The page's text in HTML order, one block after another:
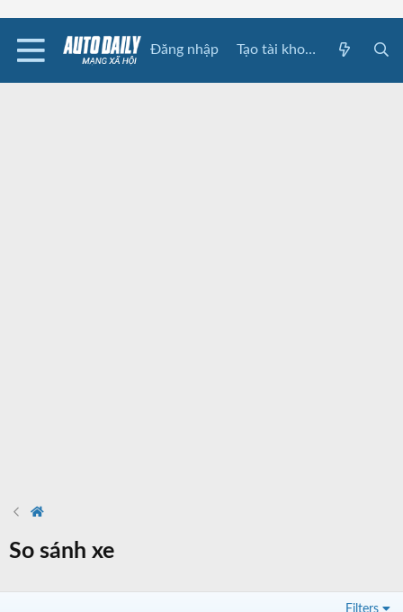
Đăng nhập Tạo tài khoản
So sánh xe
Filters